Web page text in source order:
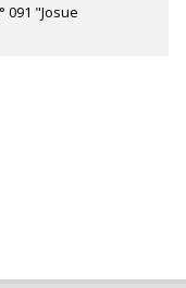
091 "Josue